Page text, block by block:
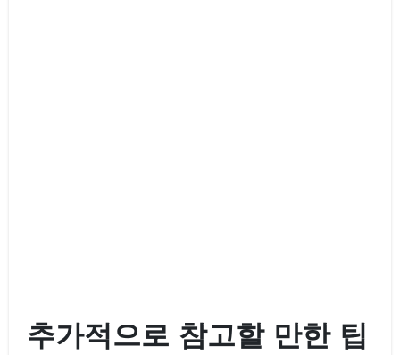
추가적으로 참고할 만한 팁